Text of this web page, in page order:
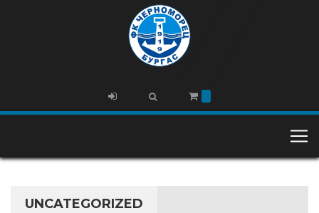
UNCATEGORIZED